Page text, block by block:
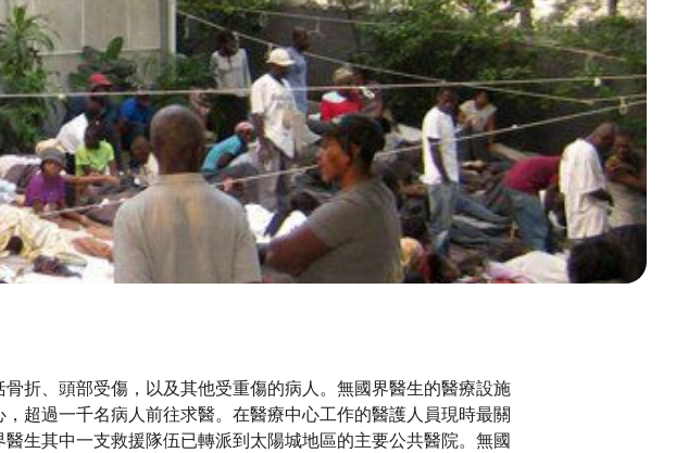
折、頭部受傷，以及其他受重傷的病人。無國界醫生的醫療設施
超過一千名病人前往求醫。在醫療中心工作的醫護人員現時最關
生其中一支救援隊伍已轉派到太陽城地區的主要公共醫院。無國